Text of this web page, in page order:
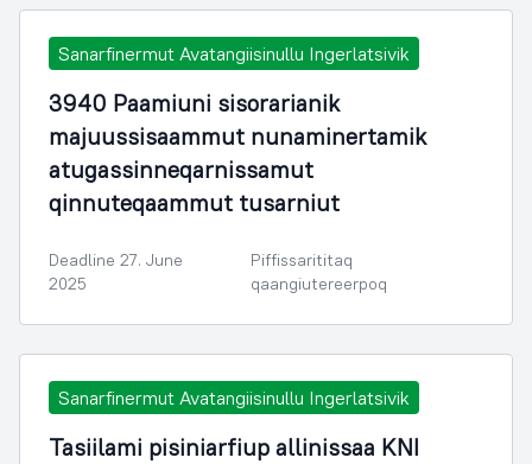
Sanarfinermut Avatangiisinullu Ingerlatsivik
3940 Paamiuni sisorarianik
majuussisaammut nunaminertamik
atugassinneqarnissamut
qinnuteqaammut tusarniut
Deadline 27. June
2025
Piffissarititaq
qaangiutereerpoq
Sanarfinermut Avatangiisinullu Ingerlatsivik
Tasiilami pisiniarfiup allinissaa KNI